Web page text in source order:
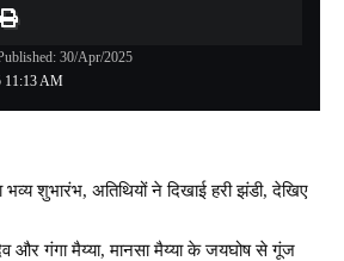
11:13 AM
30/Apr/2025
भव्य शुभारंभ, अतिथियों ने दिखाई हरी झंडी, देखिए
और गंगा मैय्या, मानसा मैय्या के जयघोष से गूंज